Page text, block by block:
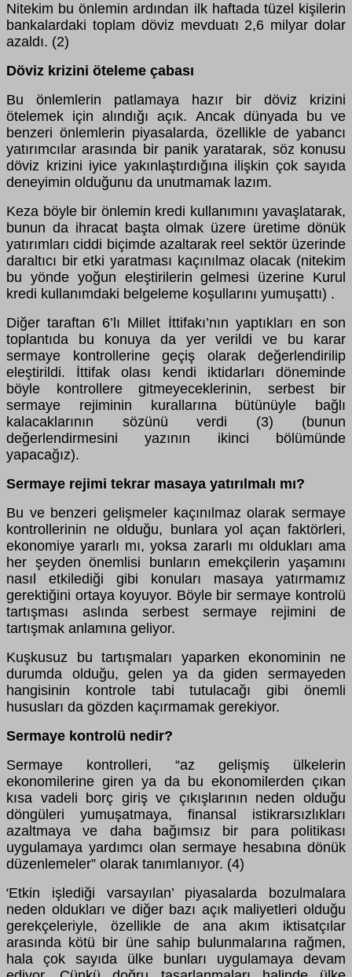
Nitekim bu önlemin ardından ilk haftada tüzel kişilerin
bankalardaki toplam döviz mevduatı 2,6 milyar dolar
azaldı. (2)
Döviz krizini öteleme çabası
Bu önlemlerin patlamaya hazır bir döviz krizini
ötelemek için alındığı açık. Ancak dünyada bu ve
benzeri önlemlerin piyasalarda, özellikle de yabancı
yatırımcılar arasında bir panik yaratarak, söz konusu
döviz krizini iyice yakınlaştırdığına ilişkin çok sayıda
deneyimin olduğunu da unutmamak lazım.
Keza böyle bir önlemin kredi kullanımını yavaşlatarak,
bunun da ihracat başta olmak üzere üretime dönük
yatırımları ciddi biçimde azaltarak reel sektör üzerinde
daraltıcı bir etki yaratması kaçınılmaz olacak (nitekim
bu yönde yoğun eleştirilerin gelmesi üzerine Kurul
kredi kullanımdaki belgeleme koşullarını yumuşattı) .
Diğer taraftan 6’lı Millet İttifakı’nın yaptıkları en son
toplantıda bu konuya da yer verildi ve bu karar
sermaye kontrollerine geçiş olarak değerlendirilip
eleştirildi. İttifak olası kendi iktidarları döneminde
böyle kontrollere gitmeyeceklerinin, serbest bir
sermaye rejiminin kurallarına bütünüyle bağlı
kalacaklarının sözünü verdi (3) (bunun
değerlendirmesini yazının ikinci bölümünde
yapacağız).
Sermaye rejimi tekrar masaya yatırılmalı mı?
Bu ve benzeri gelişmeler kaçınılmaz olarak sermaye
kontrollerinin ne olduğu, bunlara yol açan faktörleri,
ekonomiye yararlı mı, yoksa zararlı mı oldukları ama
her şeyden önemlisi bunların emekçilerin yaşamını
nasıl etkilediği gibi konuları masaya yatırmamız
gerektiğini ortaya koyuyor. Böyle bir sermaye kontrolü
tartışması aslında serbest sermaye rejimini de
tartışmak anlamına geliyor.
Kuşkusuz bu tartışmaları yaparken ekonominin ne
durumda olduğu, gelen ya da giden sermayeden
hangisinin kontrole tabi tutulacağı gibi önemli
hususları da gözden kaçırmamak gerekiyor.
Sermaye kontrolü nedir?
Sermaye kontrolleri, “az gelişmiş ülkelerin
ekonomilerine giren ya da bu ekonomilerden çıkan
kısa vadeli borç giriş ve çıkışlarının neden olduğu
döngüleri yumuşatmaya, finansal istikrarsızlıkları
azaltmaya ve daha bağımsız bir para politikası
uygulamaya yardımcı olan sermaye hesabına dönük
düzenlemeler” olarak tanımlanıyor. (4)
‘Etkin işlediği varsayılan’ piyasalarda bozulmalara
neden oldukları ve diğer bazı açık maliyetleri olduğu
gerekçeleriyle, özellikle de ana akım iktisatçılar
arasında kötü bir üne sahip bulunmalarına rağmen,
hala çok sayıda ülke bunları uygulamaya devam